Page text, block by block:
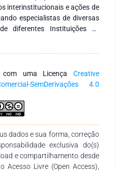
interinstitucionais e ações de
especialistas de diversas
diferentes Instituições de
privadas, com abrangência
tanto nacionais quanto
dedicadas a fomentar
da educação. Isso é
e disseminação de
do saber. Expressamos
empenho, disponibilidade e
e conclusão desta obra.
um instrumento didático-
professores de todos os
na temática.
uma Licença Creative
SemDerivações 4.0
dados e sua forma, correção
exclusiva do(s)
e compartilhamento desde
Livre (Open Access),